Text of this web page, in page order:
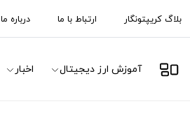
بلاگ کریپتونگار ارتباط با ما درباره ما
آموزش ارز دیجیتال اخبار